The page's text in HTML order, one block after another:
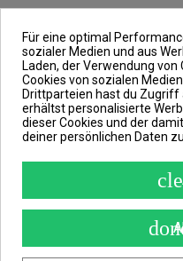
Banane hinzu,
perfekt abrundet
nahezu
Zusammen
Geschmack,
Neugier der
Sturmangriff
Für eine optimal
sozialer Medien und aus
Laden, der Verwendung
Cookies von sozialen
Drittparteien hast du Zugriff
erhältst personalisierte
dieser Cookies und der
deiner persönlichen Daten